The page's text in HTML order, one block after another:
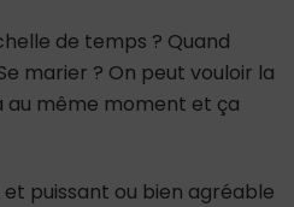
de temps ? Quand
marier ? On peut vouloir la
au même moment et ça
puissant ou bien agréable